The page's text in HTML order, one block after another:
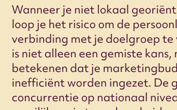
Wanneer je niet lokaal
loop je het risico om de
verbinding met je doelgroep te
is niet alleen een gemiste kans,
betekenen dat je
inefficiënt worden ingezet. De
concurrentie op nationaal